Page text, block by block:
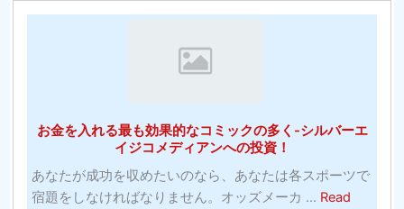
お金を入れる最も効果的なコミックの多く-シルバーエ
イジコメディアンへの投資！
あなたが成功を収めたいのなら、あなたは各スポーツで
宿題をしなければなりません。オッズメーカ ... Read